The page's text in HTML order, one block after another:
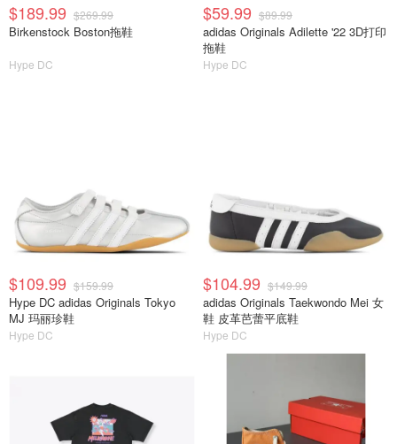
$189.99 $269.99
Birkenstock Boston拖鞋
Hype DC
$59.99 $89.99
adidas Originals Adilette '22 3D打印
拖鞋
Hype DC
$109.99 $159.99
Hype DC adidas Originals Tokyo
MJ 玛丽珍鞋
Hype DC
$104.99 $149.99
adidas Originals Taekwondo Mei 女
鞋 皮革芭蕾平底鞋
Hype DC